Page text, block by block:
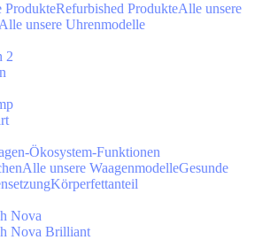
ProdukteRefurbished ProdukteAlle unsere
Alle unsere Uhrenmodelle
2
Ökosystem-Funktionen
Alle unsere WaagenmodelleGesunde
Körperfettanteil
Nova
Nova Brilliant